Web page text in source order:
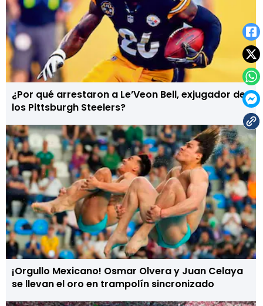
¿Por qué arrestaron a Le’Veon Bell, exjugador de
los Pittsburgh Steelers?
¡Orgullo Mexicano! Osmar Olvera y Juan Celaya
se llevan el oro en trampolín sincronizado